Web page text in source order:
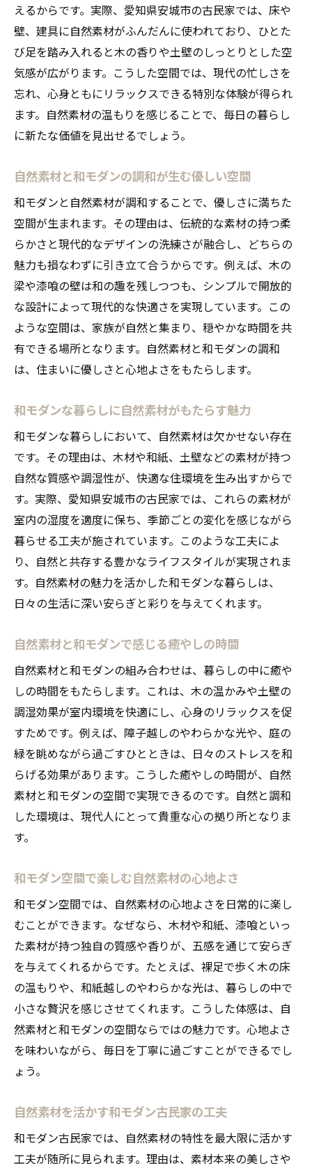
和モダンな古民家で日常を豊かに過ごす方
法
自然素材が彩る和モダンな暮らし体験のす
すめ
和モダンと自然素材が調和する古民家の魅力
自然素材が際立つ和モダン古民家の美しさ
由
自然素材と和モダンが織りなす落ち着き空
和モダン古民家で感じる自然素材との調和
自然素材を活かした和モダン空間の工夫
和モダンな古民家がもたらす心の安らぎ
和モダン古民家で味わう伝統と新しさの融合
伝統美と和モダンが融合する古民家の楽し
み方
自然素材を活かした和モダンの新しいライ
和モダン古民家で体感する伝統と現代の調
和
自然素材と和モダンが生む歴史と革新の共
演
和モダン空間で感じる伝統と新しさの魅力
自然素材が引き立つ和モダンな住まいの工
夫
自然素材に包まれる和モダン古民家の過ごし方
自然素材と和モダンで快適な古民家暮らし
自然素材に癒やされる和モダンな日々の楽
しみ
和モダンな古民家で自然素材と向き合う時
間
自然素材と和モダン空間の上手な取り入れ
方
和モダン古民家で自然を感じる暮らし方
和モダンな古民家が生む落ち着きある暮らし
自然素材が織りなす和モダンな間取りの特
徴
和モダン空間で心静かに過ごす古民家の魅
力
自然素材に包まれた和モダンな生活のすす
め
和モダン古民家で感じる安らぎの時間
自然素材を活かす和モダンの暮らし方
伝統美と現代感覚が光る和モダン古民家
自然素材が映える現代的な和モダン空間
自然素材と融合する現代和モダンの魅力
えるからです。実際、愛知県安城市の古民家では、床や
壁、建具に自然素材がふんだんに使われており、ひとた
び足を踏み入れると木の香りや土壁のしっとりとした空
気感が広がります。こうした空間では、現代の忙しさを
忘れ、心身ともにリラックスできる特別な体験が得られ
ます。自然素材の温もりを感じることで、毎日の暮らし
に新たな価値を見出せるでしょう。
自然素材と和モダンの調和が生む優しい空間
和モダンと自然素材が調和することで、優しさに満ちた
空間が生まれます。その理由は、伝統的な素材の持つ柔
らかさと現代的なデザインの洗練さが融合し、どちらの
魅力も損なわずに引き立て合うからです。例えば、木の
梁や漆喰の壁は和の趣を残しつつも、シンプルで開放的
な設計によって現代的な快適さを実現しています。この
ような空間は、家族が自然と集まり、穏やかな時間を共
有できる場所となります。自然素材と和モダンの調和
は、住まいに優しさと心地よさをもたらします。
和モダンな暮らしに自然素材がもたらす魅力
和モダンな暮らしにおいて、自然素材は欠かせない存在
です。その理由は、木材や和紙、土壁などの素材が持つ
自然な質感や調湿性が、快適な住環境を生み出すからで
す。実際、愛知県安城市の古民家では、これらの素材が
室内の湿度を適度に保ち、季節ごとの変化を感じながら
暮らせる工夫が施されています。このような工夫によ
り、自然と共存する豊かなライフスタイルが実現されま
す。自然素材の魅力を活かした和モダンな暮らしは、
日々の生活に深い安らぎと彩りを与えてくれます。
自然素材と和モダンで感じる癒やしの時間
自然素材と和モダンの組み合わせは、暮らしの中に癒や
しの時間をもたらします。これは、木の温かみや土壁の
調湿効果が室内環境を快適にし、心身のリラックスを促
すためです。例えば、障子越しのやわらかな光や、庭の
緑を眺めながら過ごすひとときは、日々のストレスを和
らげる効果があります。こうした癒やしの時間が、自然
素材と和モダンの空間で実現できるのです。自然と調和
した環境は、現代人にとって貴重な心の拠り所となりま
す。
和モダン空間で楽しむ自然素材の心地よさ
和モダン空間では、自然素材の心地よさを日常的に楽し
むことができます。なぜなら、木材や和紙、漆喰といっ
た素材が持つ独自の質感や香りが、五感を通じて安らぎ
を与えてくれるからです。たとえば、裸足で歩く木の床
の温もりや、和紙越しのやわらかな光は、暮らしの中で
小さな贅沢を感じさせてくれます。こうした体感は、自
然素材と和モダンの空間ならではの魅力です。心地よさ
を味わいながら、毎日を丁寧に過ごすことができるでし
ょう。
自然素材を活かす和モダン古民家の工夫
和モダン古民家では、自然素材の特性を最大限に活かす
工夫が随所に見られます。理由は、素材本来の美しさや